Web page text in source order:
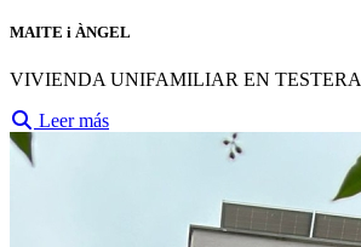
MAITE i ÀNGEL
VIVIENDA UNIFAMILIAR EN TESTERA
Leer más